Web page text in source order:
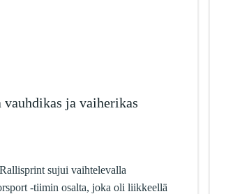
ja vaiherikas
sujui vaihtelevalla
-tiimin osalta, joka oli liikkeellä